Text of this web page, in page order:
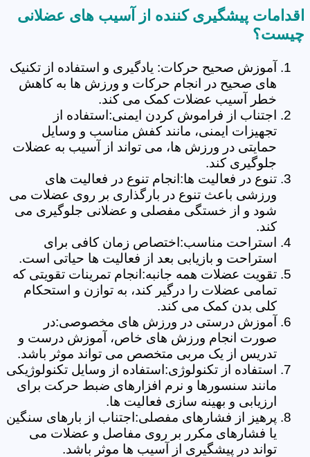
اقدامات پیشگیری کننده از آسیب های عضلانی
چیست؟
آموزش صحیح حرکات: یادگیری و استفاده از تکنیک
های صحیح در انجام حرکات و ورزش ها به کاهش
خطر آسیب عضلات کمک می کند.
اجتناب از فراموش کردن ایمنی:استفاده از
تجهیزات ایمنی، مانند کفش مناسب و وسایل
حمایتی در ورزش ها، می تواند از آسیب به عضلات
جلوگیری کند.
تنوع در فعالیت ها:انجام تنوع در فعالیت های
ورزشی باعث تنوع در بارگذاری بر روی عضلات می
شود و از خستگی مفصلی و عضلانی جلوگیری می
کند.
استراحت مناسب:اختصاص زمان کافی برای
استراحت و بازیابی بعد از فعالیت ها حیاتی است.
تقویت عضلات همه جانبه:انجام تمرینات تقویتی که
تمامی عضلات را درگیر کند، به توازن و استحکام
کلی بدن کمک می کند.
آموزش درستی در ورزش های مخصوصی:در
صورت انجام ورزش های خاص، آموزش درست و
تدریس از یک مربی متخصص می تواند موثر باشد.
استفاده از تکنولوژی:استفاده از وسایل تکنولوژیکی
مانند سنسورها و نرم افزارهای ضبط حرکت برای
ارزیابی و بهینه سازی فعالیت ها.
پرهیز از فشارهای مفصلی:اجتناب از بارهای سنگین
یا فشارهای مکرر بر روی مفاصل و عضلات می
تواند در پیشگیری از آسیب ها موثر باشد.